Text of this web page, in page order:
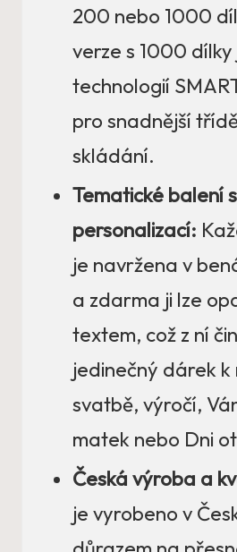
200 nebo 1000
verze s 1000
technologií
pro snadnější
skládání.
Tematické balení s
personalizací:
je navržena v
a zdarma ji lze
textem, což z ní
jedinečný dárek k
svatbě, výročí,
matek nebo Dni
Česká výroba a
je vyrobeno v